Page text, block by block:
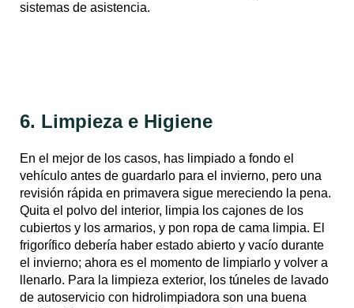
sistemas de asistencia.
6. Limpieza e Higiene
En el mejor de los casos, has limpiado a fondo el
vehículo antes de guardarlo para el invierno, pero una
revisión rápida en primavera sigue mereciendo la pena.
Quita el polvo del interior, limpia los cajones de los
cubiertos y los armarios, y pon ropa de cama limpia. El
frigorífico debería haber estado abierto y vacío durante
el invierno; ahora es el momento de limpiarlo y volver a
llenarlo. Para la limpieza exterior, los túneles de lavado
de autoservicio con hidrolimpiadora son una buena